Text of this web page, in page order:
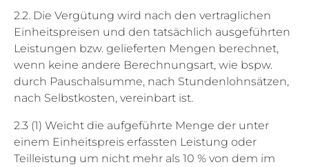
2.2. Die Vergütung wird nach den vertraglichen
Einheitspreisen und den tatsächlich ausgeführten
Leistungen bzw. gelieferten Mengen berechnet,
wenn keine andere Berechnungsart, wie bspw.
durch Pauschalsumme, nach Stundenlohnsätzen,
nach Selbstkosten, vereinbart ist.
2.3 (1) Weicht die aufgeführte Menge der unter
einem Einheitspreis erfassten Leistung oder
Teilleistung um nicht mehr als 10 % von dem im